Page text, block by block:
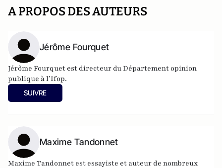
A PROPOS DES AUTEURS
Jérôme Fourquet
Jérôme Fourquet est directeur du Département opinion
publique à l’Ifop.
SUIVRE
Maxime Tandonnet
Maxime Tandonnet est essayiste et auteur de nombreux